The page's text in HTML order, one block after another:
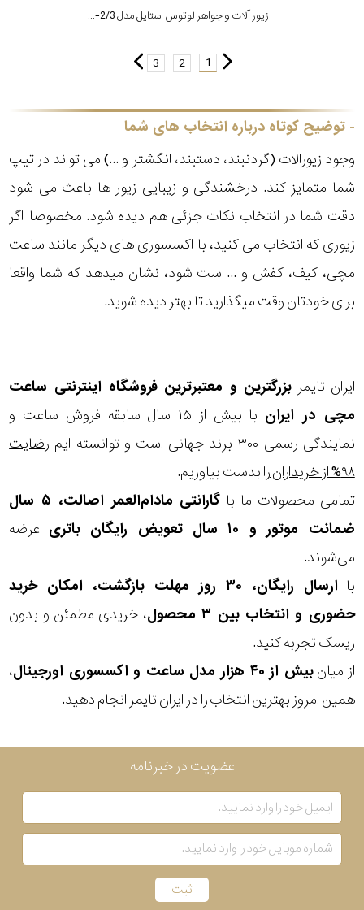
زیور آلات و جواهر لوتوس استایل مدل LS1829-2/3
1
2
3
توضیح کوتاه درباره انتخاب های شما
وجود زیورالات (گردنبند، دستبند، انگشتر و ...) می تواند در تیپ
شما متمایز کند. درخشندگی و زیبایی زیور ها باعث می شود
دقت شما در انتخاب نکات جزئی هم دیده شود. مخصوصا اگر
زیوری که انتخاب می کنید، با اکسسوری های دیگر مانند ساعت
مچی، کیف، کفش و ... ست شود، نشان میدهد که شما واقعا
برای خودتان وقت میگذارید تا بهتر دیده شوید.
ایران تایمر بزرگترین و معتبرترین فروشگاه اینترنتی ساعت
مچی در ایران
با بیش از ۱۵ سال سابقه فروش ساعت و
نمایندگی رسمی ۳۰۰ برند جهانی است و توانسته ایم
رضایت
۹۸% از خریداران
را بدست بیاوریم.
تمامی محصولات ما با
گارانتی مادام‌العمر اصالت، ۵ سال
ضمانت موتور و ۱۰ سال تعویض رایگان باتری
عرضه
می‌شوند.
با
ارسال رایگان، ۳۰ روز مهلت بازگشت، امکان خرید
حضوری و انتخاب بین ۳ محصول
، خریدی مطمئن و بدون
ریسک تجربه کنید.
از میانبیش از ۴۰ هزار مدل ساعت و اکسسوری اورجینال
،
همین امروز بهترین انتخاب را در ایران تایمر انجام دهید.
عضویت در خبرنامه